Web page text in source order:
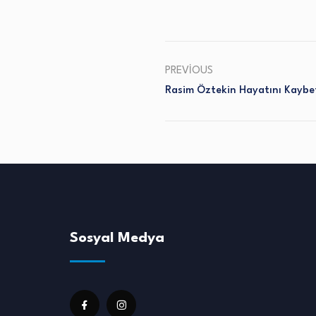
PREVIOUS
Rasim Öztekin Hayatını
Sosyal Medya